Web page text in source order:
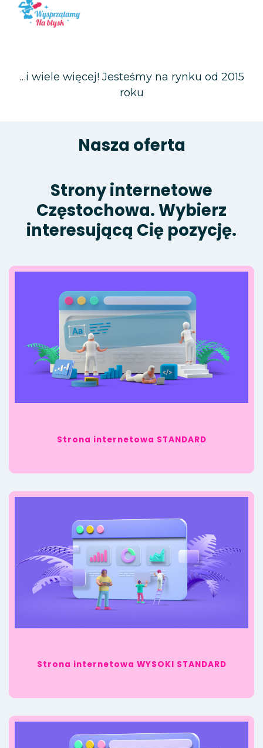
…i wiele więcej! Jesteśmy na rynku od 2015
roku
Nasza oferta
Strony internetowe
Częstochowa. Wybierz
interesującą Cię pozycję.
Strona internetowa STANDARD
Strona internetowa WYSOKI STANDARD